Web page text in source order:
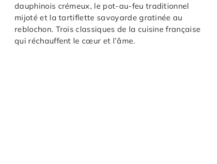
dauphinois crémeux, le pot-au-feu traditionnel
mijoté et la tartiflette savoyarde gratinée au
reblochon. Trois classiques de la cuisine française
qui réchauffent le cœur et l’âme.